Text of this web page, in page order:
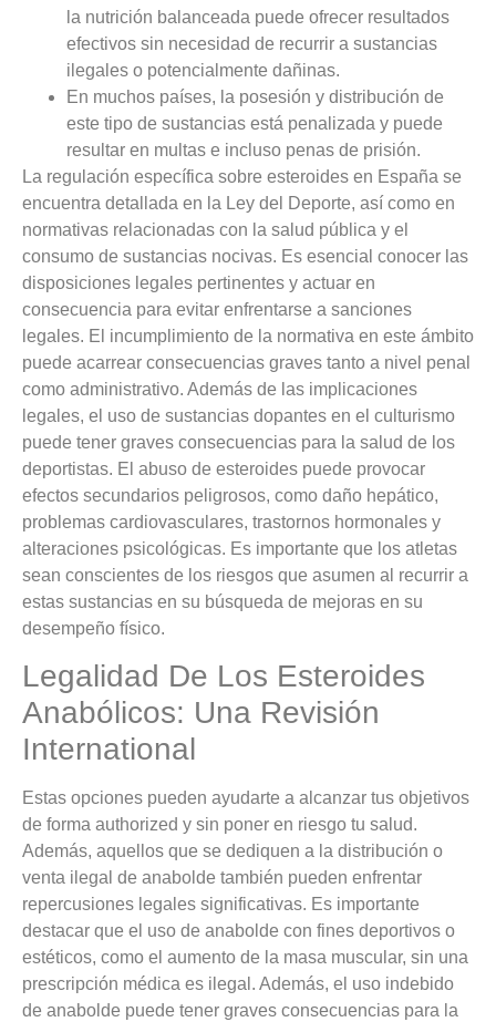
la nutrición balanceada puede ofrecer resultados
efectivos sin necesidad de recurrir a sustancias
ilegales o potencialmente dañinas.
En muchos países, la posesión y distribución de
este tipo de sustancias está penalizada y puede
resultar en multas e incluso penas de prisión.
La regulación específica sobre esteroides en España se
encuentra detallada en la Ley del Deporte, así como en
normativas relacionadas con la salud pública y el
consumo de sustancias nocivas. Es esencial conocer las
disposiciones legales pertinentes y actuar en
consecuencia para evitar enfrentarse a sanciones
legales. El incumplimiento de la normativa en este ámbito
puede acarrear consecuencias graves tanto a nivel penal
como administrativo. Además de las implicaciones
legales, el uso de sustancias dopantes en el culturismo
puede tener graves consecuencias para la salud de los
deportistas. El abuso de esteroides puede provocar
efectos secundarios peligrosos, como daño hepático,
problemas cardiovasculares, trastornos hormonales y
alteraciones psicológicas. Es importante que los atletas
sean conscientes de los riesgos que asumen al recurrir a
estas sustancias en su búsqueda de mejoras en su
desempeño físico.
Legalidad De Los Esteroides
Anabólicos: Una Revisión
International
Estas opciones pueden ayudarte a alcanzar tus objetivos
de forma authorized y sin poner en riesgo tu salud.
Además, aquellos que se dediquen a la distribución o
venta ilegal de anabolde también pueden enfrentar
repercusiones legales significativas. Es importante
destacar que el uso de anabolde con fines deportivos o
estéticos, como el aumento de la masa muscular, sin una
prescripción médica es ilegal. Además, el uso indebido
de anabolde puede tener graves consecuencias para la